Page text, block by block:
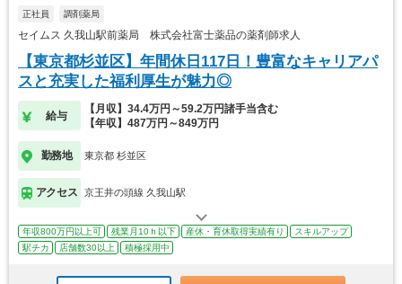
正社員 調剤薬局
セイムス 久我山駅前薬局 株式会社富士薬品の薬剤師求人
【東京都杉並区】年間休日117日！豊富なキャリアパ
スと充実した福利厚生が魅力◎
給与
【月収】34.4万円～59.2万円諸手当含む
【年収】487万円～849万円
勤務地 東京都 杉並区
アクセス 京王井の頭線 久我山駅
年収800万円以上可 残業月10ｈ以下 産休・育休取得実績有り
スキルアップ
駅チカ
店舗数30以上 積極採用中